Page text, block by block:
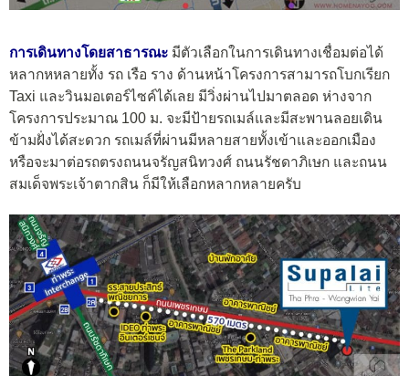
การเดินทางโดยสาธารณะ มีตัวเลือกในการเดินทางเชื่อมต่อได้
หลากหหลายทั้ง รถ เรือ ราง ด้านหน้าโครงการสามารถโบกเรียก
Taxi และวินมอเตอร์ไซค์ได้เลย มีวิ่งผ่านไปมาตลอด ห่างจาก
โครงการประมาณ 100 ม. จะมีป้ายรถเมล์และมีสะพานลอยเดิน
ข้ามฝั่งได้สะดวก รถเมล์ที่ผ่านมีหลายสายทั้งเข้าและออกเมือง
หรือจะมาต่อรถตรงถนนจรัญสนิทวงศ์ ถนนรัชดาภิเษก และถนน
สมเด็จพระเจ้าตากสิน ก็มีให้เลือกหลากหลายครับ